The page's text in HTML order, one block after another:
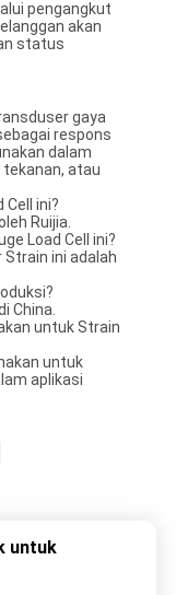
pengangkut
akan
status
gaya
respons
dalam
atau
Cell ini?
Ruijia.
Load Cell ini?
Strain ini adalah
China.
untuk Strain
untuk
aplikasi
untuk